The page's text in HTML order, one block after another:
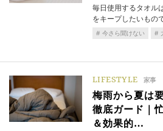
毎日使用するタオル
をキープしたいもの
今さら聞けない
LIFESTYLE 家事
梅雨から夏は
徹底ガード｜
＆効果的…